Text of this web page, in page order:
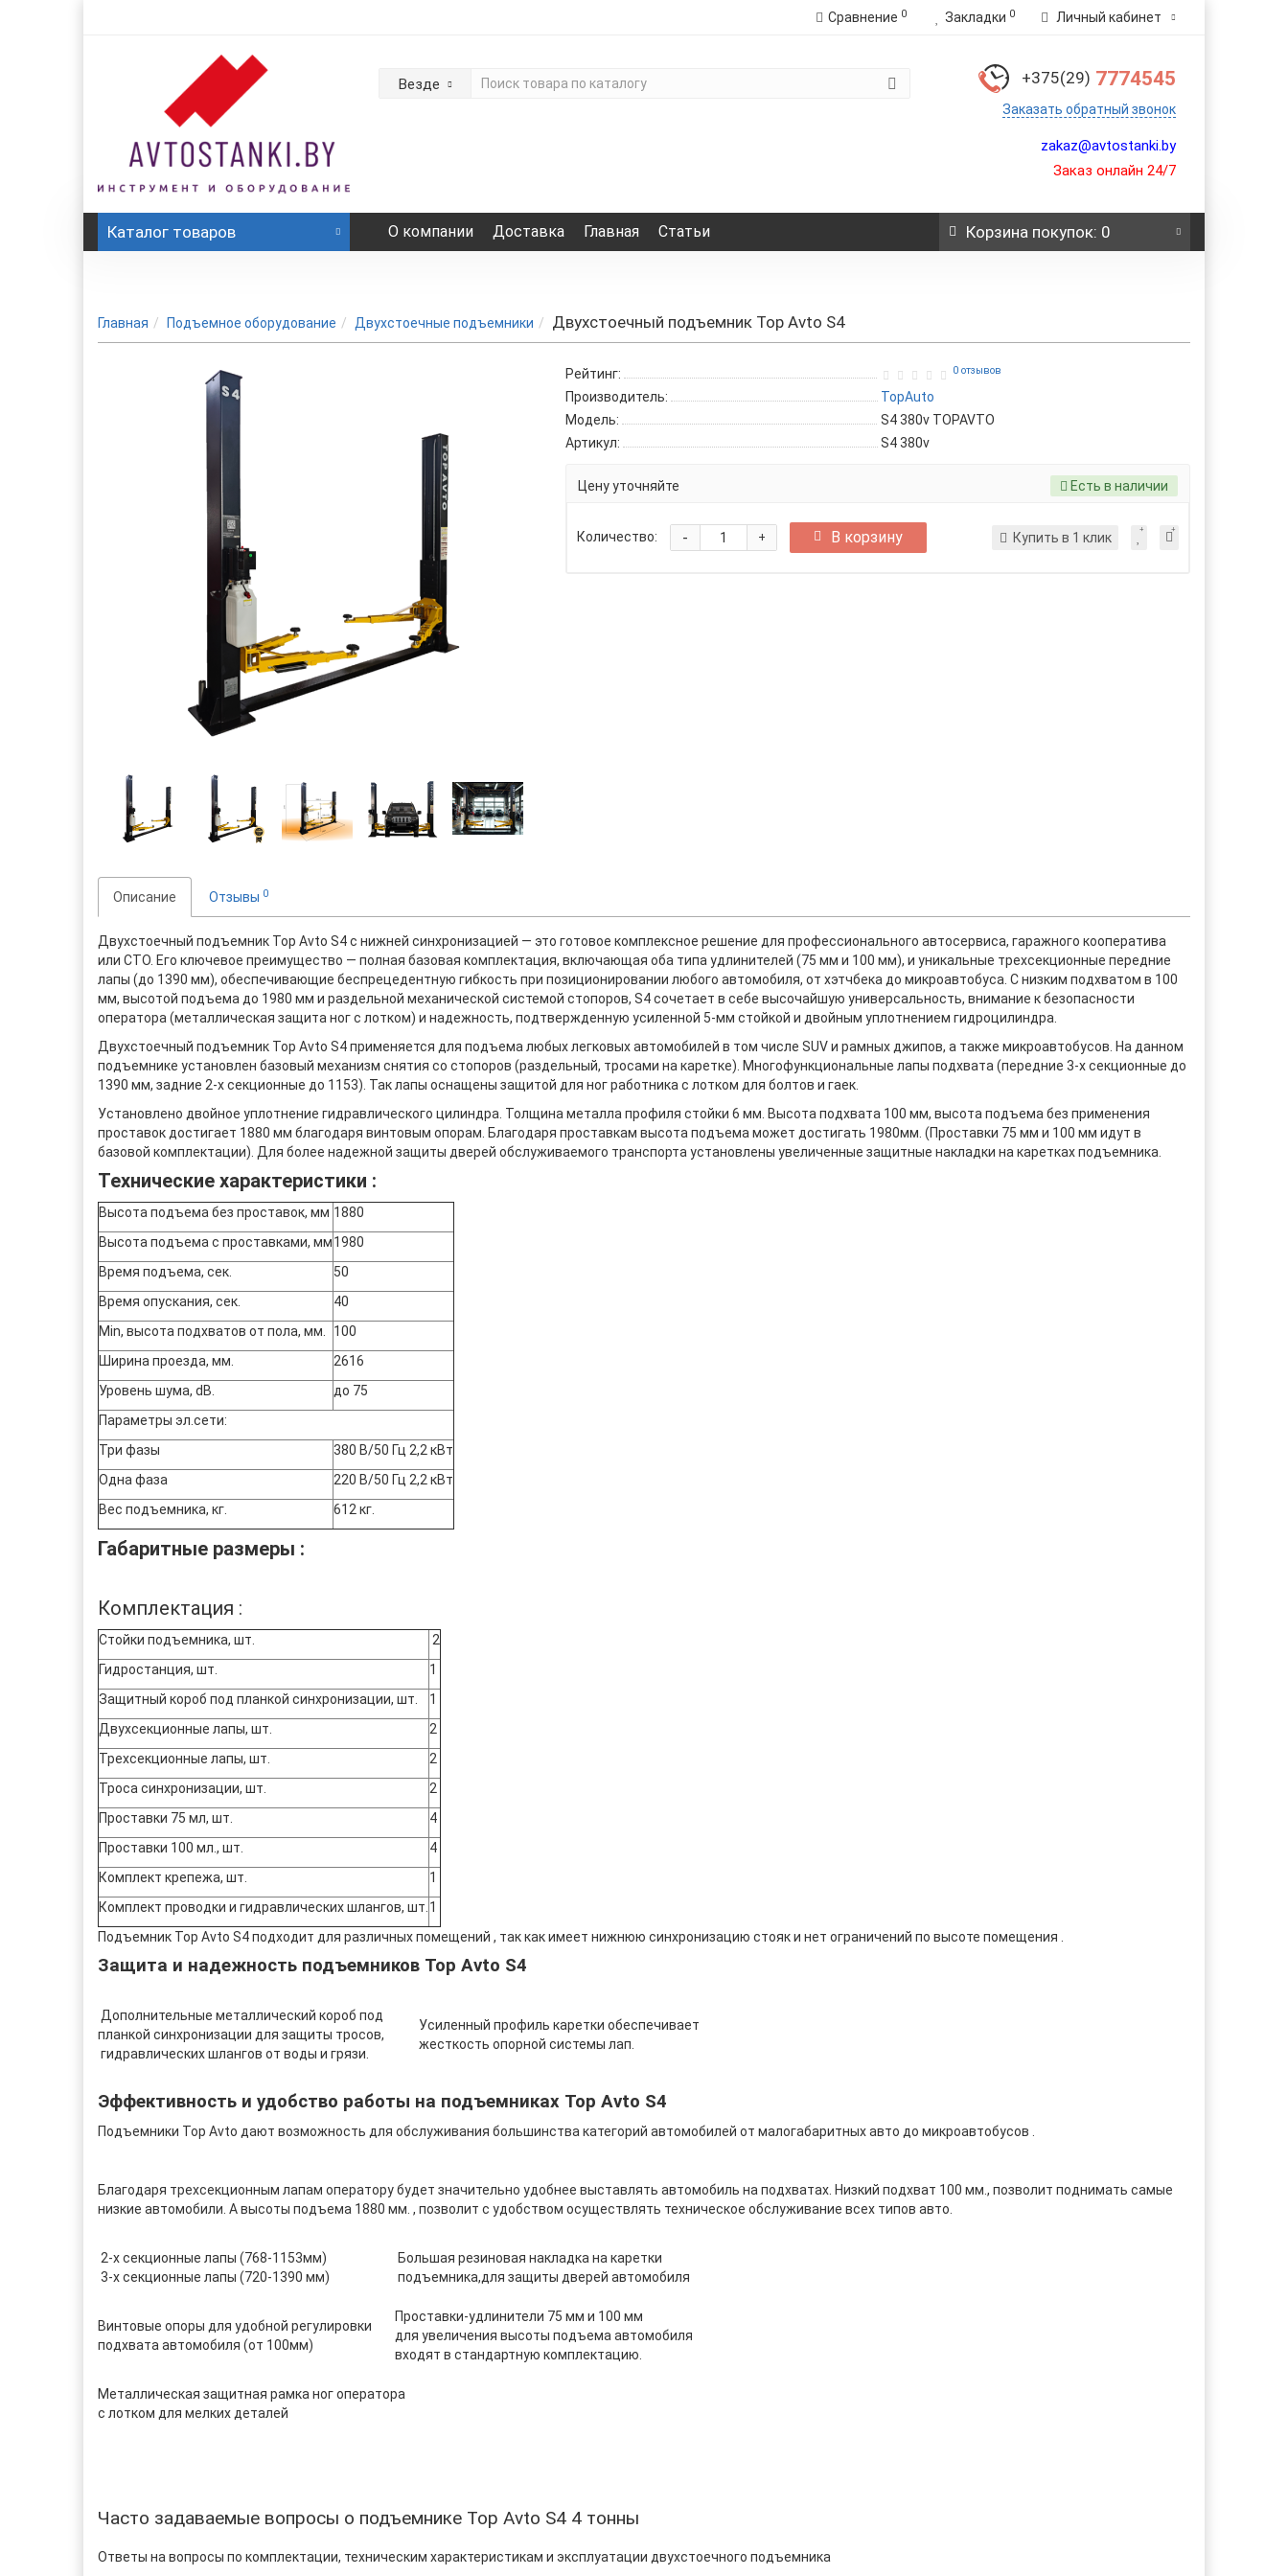
Сравнение 0 Закладки 0 Личный кабинет
Везде +375(29) 7774545
Заказать обратный звонок
zakaz@avtostanki.by
Заказ онлайн 24/7
Каталог товаров О компании Доставка Главная Статьи Корзинапокупок: 0
Главная Подъемное оборудование Двухстоечные подъемники Двухстоечный подъемник Top Avto S4
Рейтинг: 0 отзывов
Производитель:
TopAuto
Модель:
S4 380v TOPAVTO
Артикул:
S4 380v
Цену уточняйте Есть в наличии
Количество: +
- В корзину Купить в 1 клик
Описание Отзывы 0
Двухстоечный подъемник Top Avto S4 с нижней синхронизацией — это готовое комплексное решение для профессионального автосервиса, гаражного кооператива
или СТО. Его ключевое преимущество — полная базовая комплектация, включающая оба типа удлинителей (75 мм и 100 мм), и уникальные трехсекционные передние
лапы (до 1390 мм), обеспечивающие беспрецедентную гибкость при позиционировании любого автомобиля, от хэтчбека до микроавтобуса. С низким подхватом в 100
мм, высотой подъема до 1980 мм и раздельной механической системой стопоров, S4 сочетает в себе высочайшую универсальность, внимание к безопасности
оператора (металлическая защита ног с лотком) и надежность, подтвержденную усиленной 5-мм стойкой и двойным уплотнением гидроцилиндра.
Двухстоечный подъемник Top Avto S4 применяется для подъема любых легковых автомобилей в том числе SUV и рамных джипов, а также микроавтобусов. На данном
подъемнике установлен базовый механизм снятия со стопоров (раздельный, тросами на каретке). Многофункциональные лапы подхвата (передние 3-х секционные до
1390 мм, задние 2-х секционные до 1153). Так лапы оснащены защитой для ног работника с лотком для болтов и гаек.
Установлено двойное уплотнение гидравлического цилиндра. Толщина металла профиля стойки 6 мм. Высота подхвата 100 мм, высота подъема без применения
проставок достигает 1880 мм благодаря винтовым опорам. Благодаря проставкам высота подъема может достигать 1980мм. (Проставки 75 мм и 100 мм идут в
базовой комплектации). Для более надежной защиты дверей обслуживаемого транспорта установлены увеличенные защитные накладки на каретках подъемника.
Технические характеристики :
Высота подъема без проставок, мм 1880
Высота подъема с проставками, мм1980
Время подъема, сек.
50
Время опускания, сек.
40
Min, высота подхватов от пола, мм.
100
Ширина проезда, мм.
2616
Уровень шума, dB.
до 75
Параметры эл.сети:
Три фазы
380 В/50 Гц 2,2 кВт
Одна фаза
220 В/50 Гц 2,2 кВт
Вес подъемника, кг.
612 кг.
Габаритные размеры :
Комплектация :
Стойки подъемника, шт.
2
Гидростанция, шт.
1
Защитный короб под планкой синхронизации, шт.
1
Двухсекционные лапы, шт.
2
Трехсекционные лапы, шт.
2
Троса синхронизации, шт.
2
Проставки 75 мл, шт.
4
Проставки 100 мл., шт.
4
Комплект крепежа, шт.
1
Комплект проводки и гидравлических шлангов, шт.1
Подъемник Top Avto S4 подходит для различных помещений , так как имеет нижнюю синхронизацию стояк и нет ограничений по высоте помещения .
Защита и надежность подъемников Top Avto S4
Дополнительные металлический короб под
планкой синхронизации для защиты тросов,
гидравлических шлангов от воды и грязи.
Усиленный профиль каретки обеспечивает
жесткость опорной системы лап.
Эффективность и удобство работы на подъемниках Top Avto S4
Подъемники Top Avto дают возможность для обслуживания большинства категорий автомобилей от малогабаритных авто до микроавтобусов .
Благодаря трехсекционным лапам оператору будет значительно удобнее выставлять автомобиль на подхватах. Низкий подхват 100 мм., позволит поднимать самые
низкие автомобили. А высоты подъема 1880 мм. , позволит с удобством осуществлять техническое обслуживание всех типов авто.
2-х секционные лапы (768-1153мм)
3-х секционные лапы (720-1390 мм)
Большая резиновая накладка на каретки
подъемника,для защиты дверей автомобиля
Винтовые опоры для удобной регулировки
подхвата автомобиля (от 100мм)
Проставки-удлинители 75 мм и 100 мм
для увеличения высоты подъема автомобиля
входят в стандартную комплектацию.
Металлическая защитная рамка ног оператора
с лотком для мелких деталей
Часто задаваемые вопросы о подъемнике Top Avto S4 4 тонны
Ответы на вопросы по комплектации, техническим характеристикам и эксплуатации двухстоечного подъемника